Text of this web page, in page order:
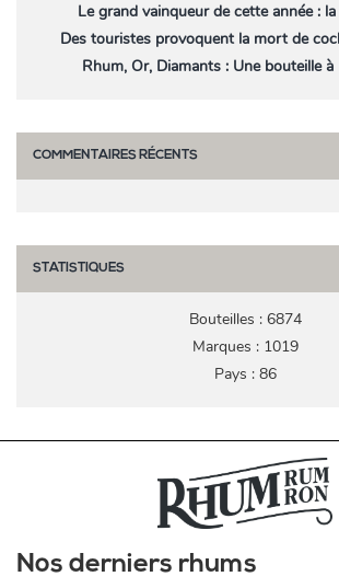
Le grand vainqueur de cette année :
Des touristes provoquent la mort de
Rhum, Or, Diamants : Une bouteille
COMMENTAIRES RÉCENTS
STATISTIQUES
Bouteilles : 6874
Marques : 1019
Pays : 86
Nos derniers rhums